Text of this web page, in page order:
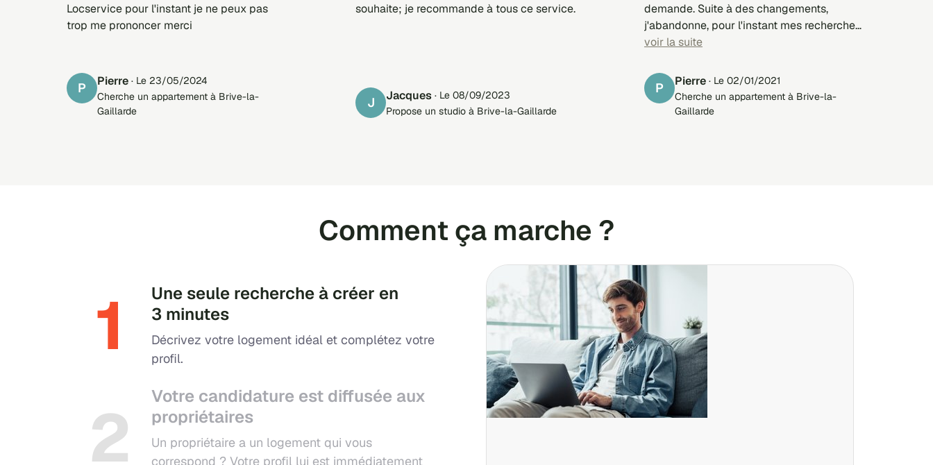
Locservice pour l'instant je ne peux pas
trop me prononcer merci
P Pierre · Le 23/05/2024
Cherche un appartement à Brive-la-
Gaillarde
souhaite; je recommande à tous ce service.
J Jacques · Le 08/09/2023
Propose un studio à Brive-la-Gaillarde
demande. Suite à des changements,
j'abandonne, pour l'instant mes recherches.
Remerciements.
voir la suite
P Pierre · Le 02/01/2021
Cherche un appartement à Brive-la-
Gaillarde
Comment ça marche ?
1
Une seule recherche à créer en
3 minutes
Décrivez votre logement idéal et complétez votre
profil.
2
Votre candidature est diffusée aux
propriétaires
Un propriétaire a un logement qui vous
correspond ? Votre profil lui est immédiatement